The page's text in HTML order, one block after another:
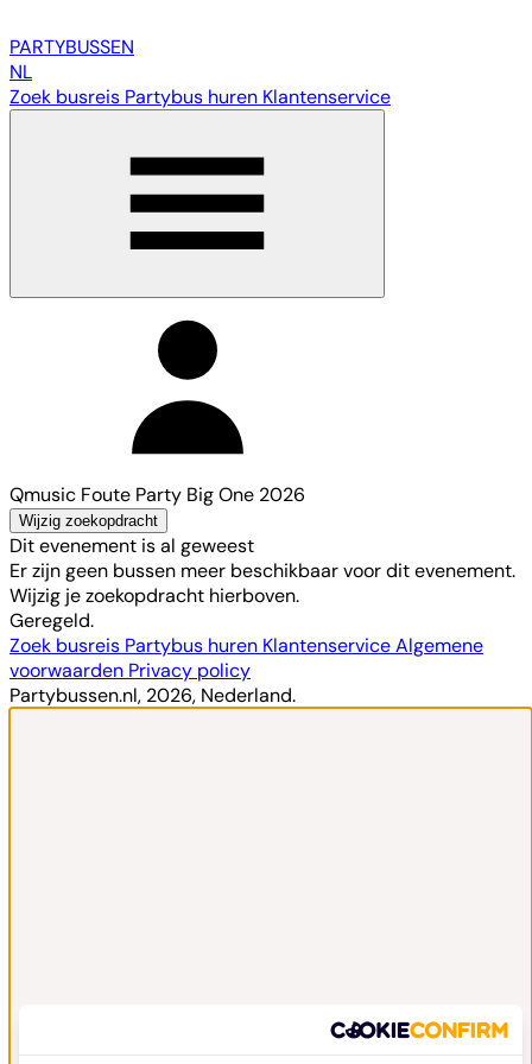
PARTYBUSSEN
NL
Zoek busreis Partybus huren Klantenservice
Qmusic Foute Party Big One 2026
Wijzig zoekopdracht
Dit evenement is al geweest
Er zijn geen bussen meer beschikbaar voor dit evenement.
Wijzig je zoekopdracht hierboven.
Geregeld.
Zoek busreis Partybus huren KlantenserviceAlgemene
voorwaarden Privacy policy
Partybussen.nl, 2026, Nederland.